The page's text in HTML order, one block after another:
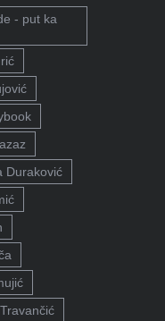
- put ka
Duraković